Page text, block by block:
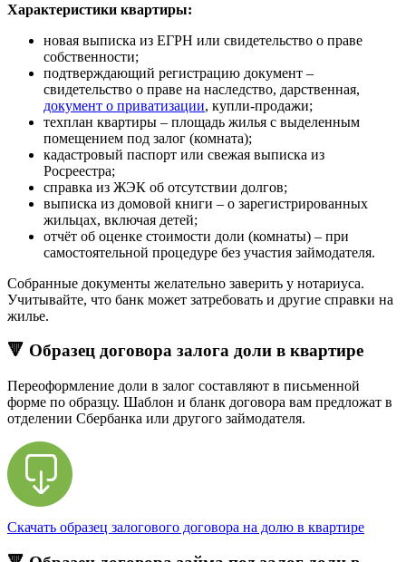
Характеристики квартиры:
новая выписка из ЕГРН или свидетельство о праве
собственности;
подтверждающий регистрацию документ –
свидетельство о праве на наследство, дарственная,
документ о приватизации, купли-продажи;
техплан квартиры – площадь жилья с выделенным
помещением под залог (комната);
кадастровый паспорт или свежая выписка из
Росреестра;
справка из ЖЭК об отсутствии долгов;
выписка из домовой книги – о зарегистрированных
жильцах, включая детей;
отчёт об оценке стоимости доли (комнаты) – при
самостоятельной процедуре без участия займодателя.
Собранные документы желательно заверить у нотариуса.
Учитывайте, что банк может затребовать и другие справки на
жилье.
🔻 Образец договора залога доли в квартире
Переоформление доли в залог составляют в письменной
форме по образцу. Шаблон и бланк договора вам предложат в
отделении Сбербанка или другого займодателя.
Скачать образец залогового договора на долю в квартире